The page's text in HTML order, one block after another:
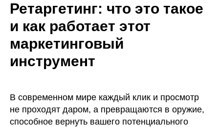
Ретаргетинг: что это такое
и как работает этот
маркетинговый
инструмент
В современном мире каждый клик и просмотр
не проходят даром, а превращаются в оружие,
способное вернуть вашего потенциального